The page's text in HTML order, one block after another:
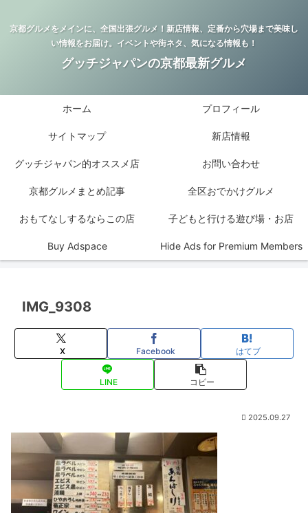
京都グルメをメインに、全国出張グルメ！新店情報、定番から穴場まで美味し
い情報をお届け。イベントや街ネタ、気になる情報も！
グッチジャパンの京都最新グルメ
ホーム プロフィール
サイトマップ 新店情報
グッチジャパン的オススメ店 お問い合わせ
京都グルメまとめ記事 全区おでかけグルメ
おもてなしするならこの店 子どもと行ける遊び場・お店
Buy Adspace Hide Ads for Premium Members
IMG_9308
X Facebook はてブ
LINE コピー
2025.09.27